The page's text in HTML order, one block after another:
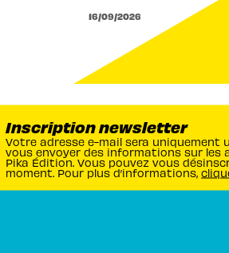
16/09/2026
Inscription newsletter
Votre adresse e-mail sera uniquement
vous envoyer des informations sur les
Pika Édition. Vous pouvez vous
moment. Pour plus d’informations,